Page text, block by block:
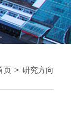
页 > 研究方向